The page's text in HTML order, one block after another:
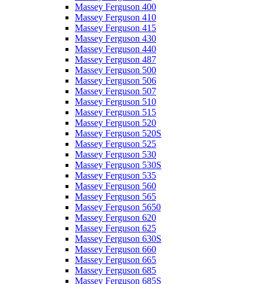
Massey Ferguson 400
Massey Ferguson 410
Massey Ferguson 415
Massey Ferguson 430
Massey Ferguson 440
Massey Ferguson 487
Massey Ferguson 500
Massey Ferguson 506
Massey Ferguson 507
Massey Ferguson 510
Massey Ferguson 515
Massey Ferguson 520
Massey Ferguson 520S
Massey Ferguson 525
Massey Ferguson 530
Massey Ferguson 530S
Massey Ferguson 535
Massey Ferguson 560
Massey Ferguson 565
Massey Ferguson 5650
Massey Ferguson 620
Massey Ferguson 625
Massey Ferguson 630S
Massey Ferguson 660
Massey Ferguson 665
Massey Ferguson 685
Massey Ferguson 685S